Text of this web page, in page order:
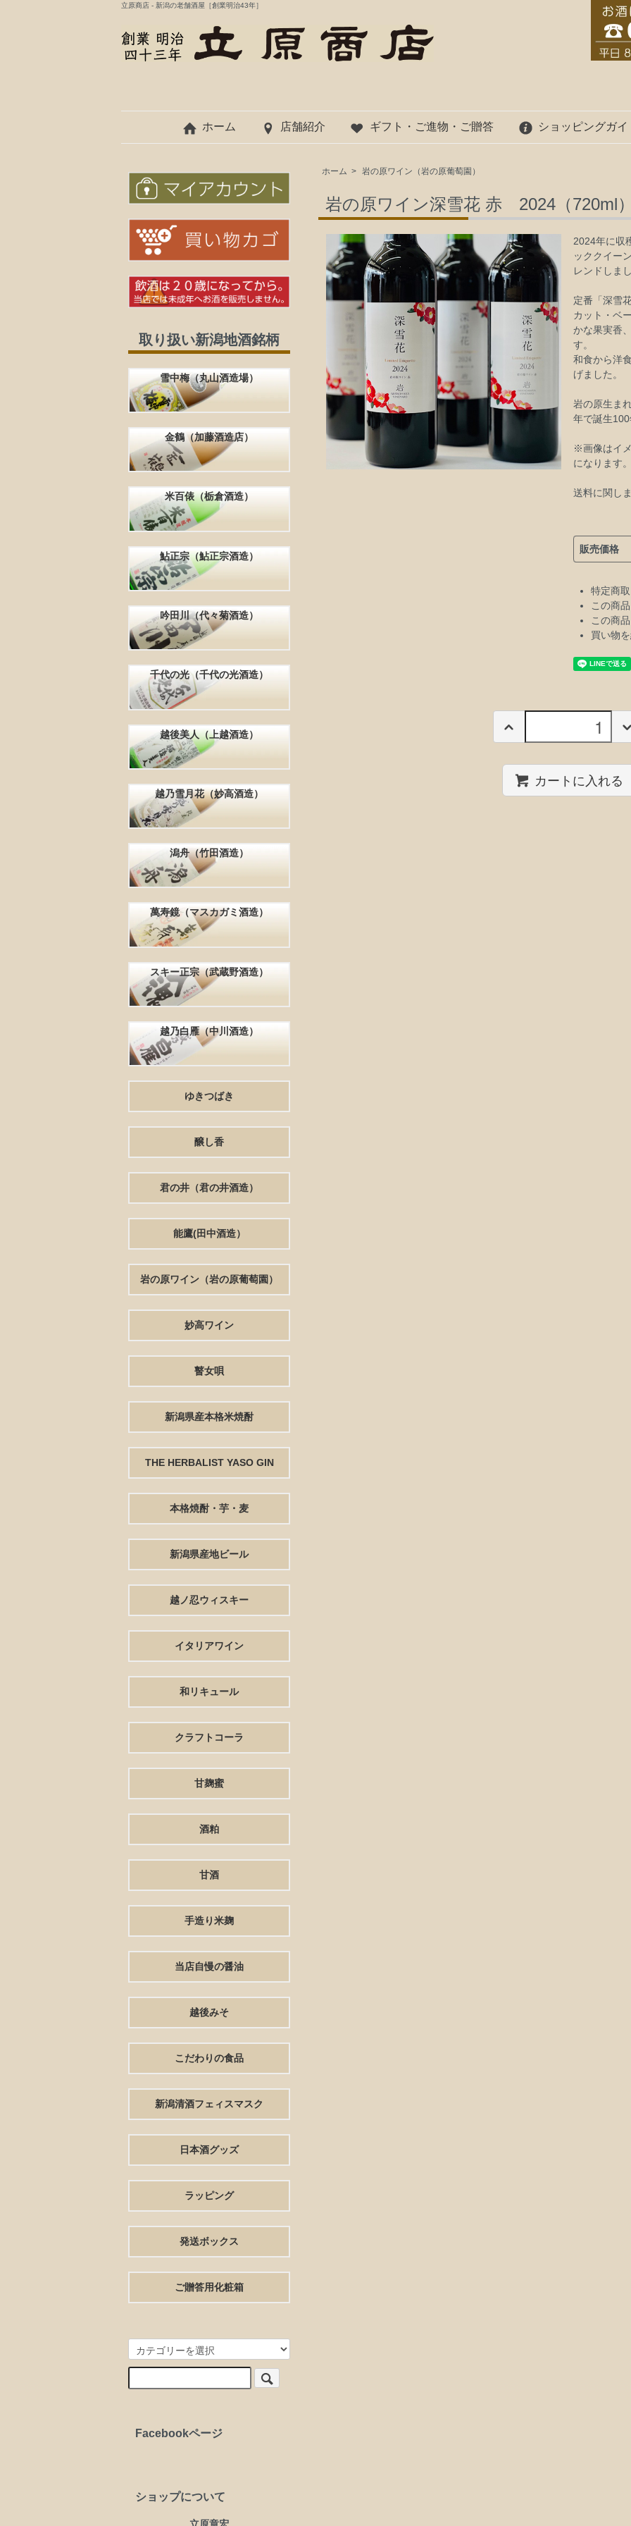
立原商店 - 新潟の老舗酒屋［創業明治43年］
ホーム 店舗紹介 ギフト・ご進物・ご贈答 ショッピングガイ
ホーム > 岩の原ワイン（岩の原葡萄園）
岩の原ワイン深雪花 赤 2024（720ml
2024年に収
ッククイー
レンドしま
定番「深雪
カット・ベ
かな果実香
す。
和食から洋
げました。
岩の原生ま
年で誕生
※画像はイ
になります
送料に関し
販売価格
特定商
この商
この商
買い物
カートに入れる
取り扱い新潟地酒銘柄
雪中梅（丸山酒造場）
金鶴（加藤酒造店）
米百俵（栃倉酒造）
鮎正宗（鮎正宗酒造）
吟田川（代々菊酒造）
千代の光（千代の光酒造）
越後美人（上越酒造）
越乃雪月花（妙高酒造）
潟舟（竹田酒造）
萬寿鏡（マスカガミ酒造）
スキー正宗（武蔵野酒造）
越乃白雁（中川酒造）
ゆきつばき
醸し香
君の井（君の井酒造）
能鷹(田中酒造）
岩の原ワイン（岩の原葡萄園）
妙高ワイン
瞽女唄
新潟県産本格米焼酎
THE HERBALIST YASO GIN
本格焼酎・芋・麦
新潟県産地ビール
越ノ忍ウィスキー
イタリアワイン
和リキュール
クラフトコーラ
甘麹蜜
酒粕
甘酒
手造り米麹
当店自慢の醤油
越後みそ
こだわりの食品
新潟清酒フェィスマスク
日本酒グッズ
ラッピング
発送ボックス
ご贈答用化粧箱
Facebookページ
ショップについて